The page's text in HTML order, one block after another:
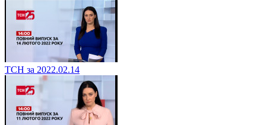
ТСН за 2022.02.14